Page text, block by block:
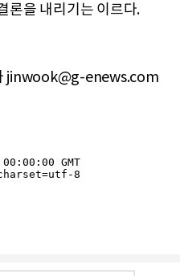
론을 내리기는 이르다.
jinwook@g-enews.com